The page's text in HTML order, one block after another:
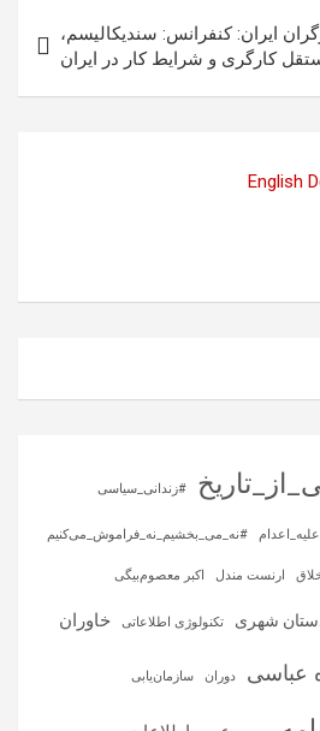
ایران: کنفرانس: سندیکالیسم،
کارگری و شرایط کار در ایران
English
#زندانی_سیاسی
#نه_می_بخشیم_نه_فراموش_می‌کنیم
ارنست مندل اکبر معصوم‌بیگی
شهری تکنولوژی اطلاعاتی خاوران
عباسی دوران سازمان‌یابی